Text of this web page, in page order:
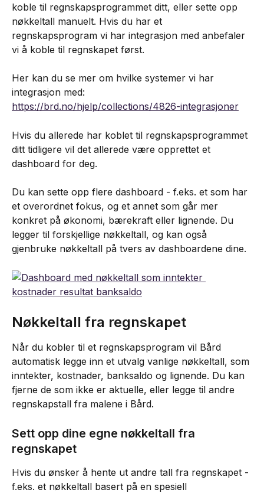
koble til regnskapsprogrammet ditt, eller sette opp
nøkkeltall manuelt. Hvis du har et
regnskapsprogram vi har integrasjon med anbefaler
vi å koble til regnskapet først.
Her kan du se mer om hvilke systemer vi har
integrasjon med:
https://brd.no/hjelp/collections/4826-integrasjoner
Hvis du allerede har koblet til regnskapsprogrammet
ditt tidligere vil det allerede være opprettet et
dashboard for deg.
Du kan sette opp flere dashboard - f.eks. et som har
et overordnet fokus, og et annet som går mer
konkret på økonomi, bærekraft eller lignende. Du
legger til forskjellige nøkkeltall, og kan også
gjenbruke nøkkeltall på tvers av dashboardene dine.
Nøkkeltall fra regnskapet
Når du kobler til et regnskapsprogram vil Bård
automatisk legge inn et utvalg vanlige nøkkeltall, som
inntekter, kostnader, banksaldo og lignende. Du kan
fjerne de som ikke er aktuelle, eller legge til andre
regnskapstall fra malene i Bård.
Sett opp dine egne nøkkeltall fra
regnskapet
Hvis du ønsker å hente ut andre tall fra regnskapet -
f.eks. et nøkkeltall basert på en spesiell